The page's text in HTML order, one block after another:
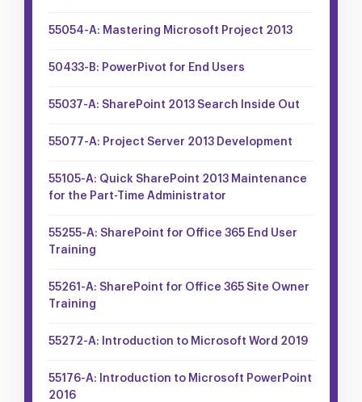
55054-A: Mastering Microsoft Project 2013
50433-B: PowerPivot for End Users
55037-A: SharePoint 2013 Search Inside Out
55077-A: Project Server 2013 Development
55105-A: Quick SharePoint 2013 Maintenance
for the Part-Time Administrator
55255-A: SharePoint for Office 365 End User
Training
55261-A: SharePoint for Office 365 Site Owner
Training
55272-A: Introduction to Microsoft Word 2019
55176-A: Introduction to Microsoft PowerPoint
2016